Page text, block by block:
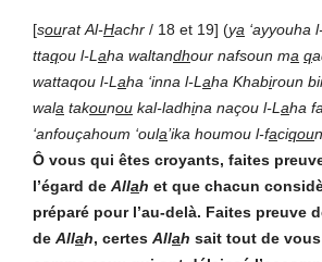
[sourat Al-Hachr / 18 et 19] (ya ‘ayyouha
ttaqou l-L aha waltandhour nafsoun ma q
wattaqou l-L aha ‘inna l-L aha Khabiroun
wala takounou kal-ladhina naçou l-L aha
‘anfouçahoum ‘oula’ika houmou l-faciqoun
Ô vous qui êtes croyants, faites
l’égard de Allah et que chacun
préparé pourl’au-delà. Faites preuve
de Allah, certes Allah sait tout de vous